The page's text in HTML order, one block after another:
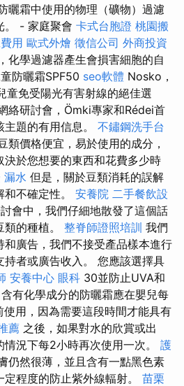
曬霜中使用的物理（礦物）過濾
。 - 家庭聚會 卡式台胞證 桃園搬
用 歐式外燴 徵信公司 外商投資
化學過濾器產生會損害細胞的自
防曬霜SPF50 seo軟體 Nosko，
童免受陽光有害射線的絕佳選
絡研討會，Ömki專家和Rédei首
題的有用信息。 不鏽鋼洗手台
類價格便宜，易於使用的成分，
於您想要的東西和花費多少時
漏水 但是，關於豆類消耗的誤解
不確定性。 安養院 二手餐飲設
會中，我們仔細地散發了這個話
的種植。 整脊師證照培訓 我們
和廣告，我們不接受產品樣本進行
者或廣告收入。 您應該選擇具
安養中心 眼科 30並防止UVA和
含有化學成分的防曬霜應在嬰兒每
用，因為需要這段時間才能具有
薦 之後，如果對水的欣賞或出
況下每2小時再次使用一次。 護
仍然很薄，並且含有一點黑色素
定程度的防止紫外線輻射。 苗栗